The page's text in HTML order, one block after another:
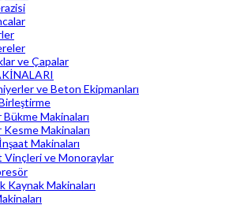
ve Çapalar
ve Beton Ekipmanları
Bükme Makinaları
Kesme Makinaları
Makinaları
Vinçleri ve Monoraylar
Kaynak Makinaları